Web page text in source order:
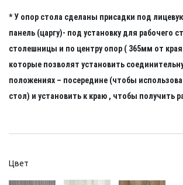
*У опор стола сделаны присадки под
панель (царгу)- под установку для рабочего
столешницы и по центру опор ( 365мм от
которые позволят установить
положениях – посередине (чтобы
стол) и установить к краю , чтобы получить
Цвет